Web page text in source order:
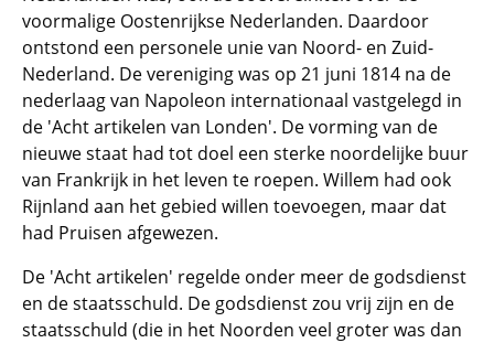
voormalige Oostenrijkse Nederlanden. Daardoor
ontstond een personele unie van Noord- en Zuid-
Nederland. De vereniging was op 21 juni 1814 na de
nederlaag van Napoleon internationaal vastgelegd in
de 'Acht artikelen van Londen'. De vorming van de
nieuwe staat had tot doel een sterke noordelijke buur
van Frankrijk in het leven te roepen. Willem had ook
Rijnland aan het gebied willen toevoegen, maar dat
had Pruisen afgewezen.
De 'Acht artikelen' regelde onder meer de godsdienst
en de staatsschuld. De godsdienst zou vrij zijn en de
staatsschuld (die in het Noorden veel groter was dan